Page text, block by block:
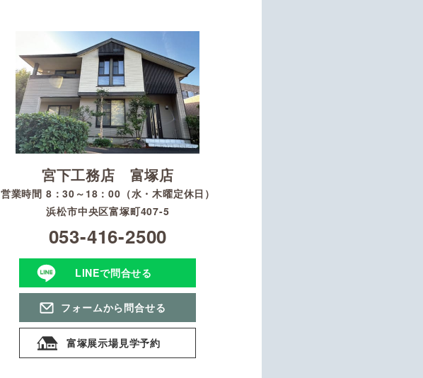
宮下工務店 富塚店
営業時間 8：30～18：00（水・木曜定休日）
浜松市中央区富塚町407-5
053-416-2500
LINEで問合せる
フォームから問合せる
富塚展示場見学予約